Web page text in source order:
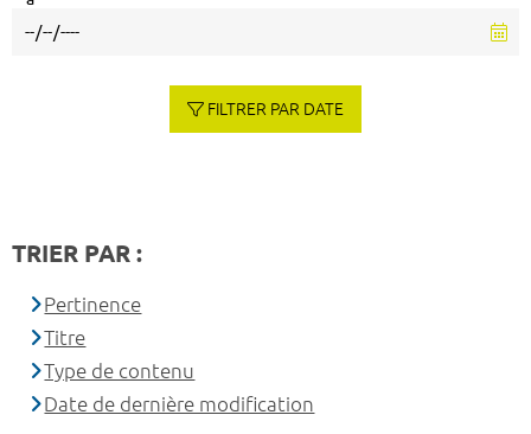
FILTRER PAR DATE
TRIER PAR :
Pertinence
Titre
Type de contenu
Date de dernière modification